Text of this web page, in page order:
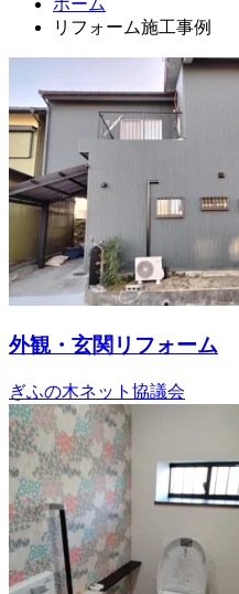
ホーム
リフォーム施工事例
外観・玄関リフォーム
ぎふの木ネット協議会